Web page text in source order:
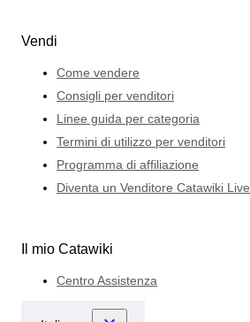
Vendi
Come vendere
Consigli per venditori
Linee guida per categoria
Termini di utilizzo per venditori
Programma di affiliazione
Diventa un Venditore Catawiki Live
Il mio Catawiki
Centro Assistenza